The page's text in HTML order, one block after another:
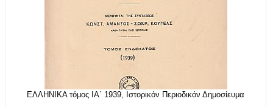
ΕΛΛΗΝΙΚΑ τόμος ΙΑ΄ 1939, Ιστορικόν Περιοδικόν Δημοσίευμα